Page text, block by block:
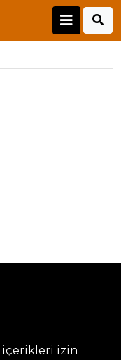
içerikleri izin